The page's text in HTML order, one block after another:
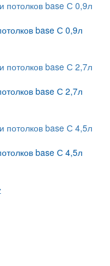
base С 0,9л
base С 2,7л
base С 4,5л